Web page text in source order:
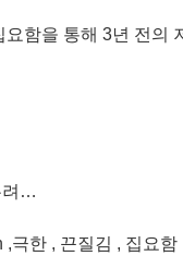
함을 통해 3년 전의
려…
,극한 , 끈질김 , 집요